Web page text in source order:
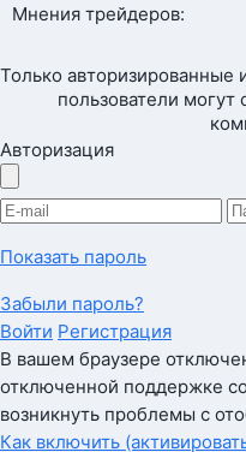
Мнения трейдеров:
Только авторизированные
пользователи могут
Авторизация
Показать пароль
Забыли пароль?
Войти Регистрация
В вашем браузере
отключенной поддержке
возникнуть проблемы с
Как включить